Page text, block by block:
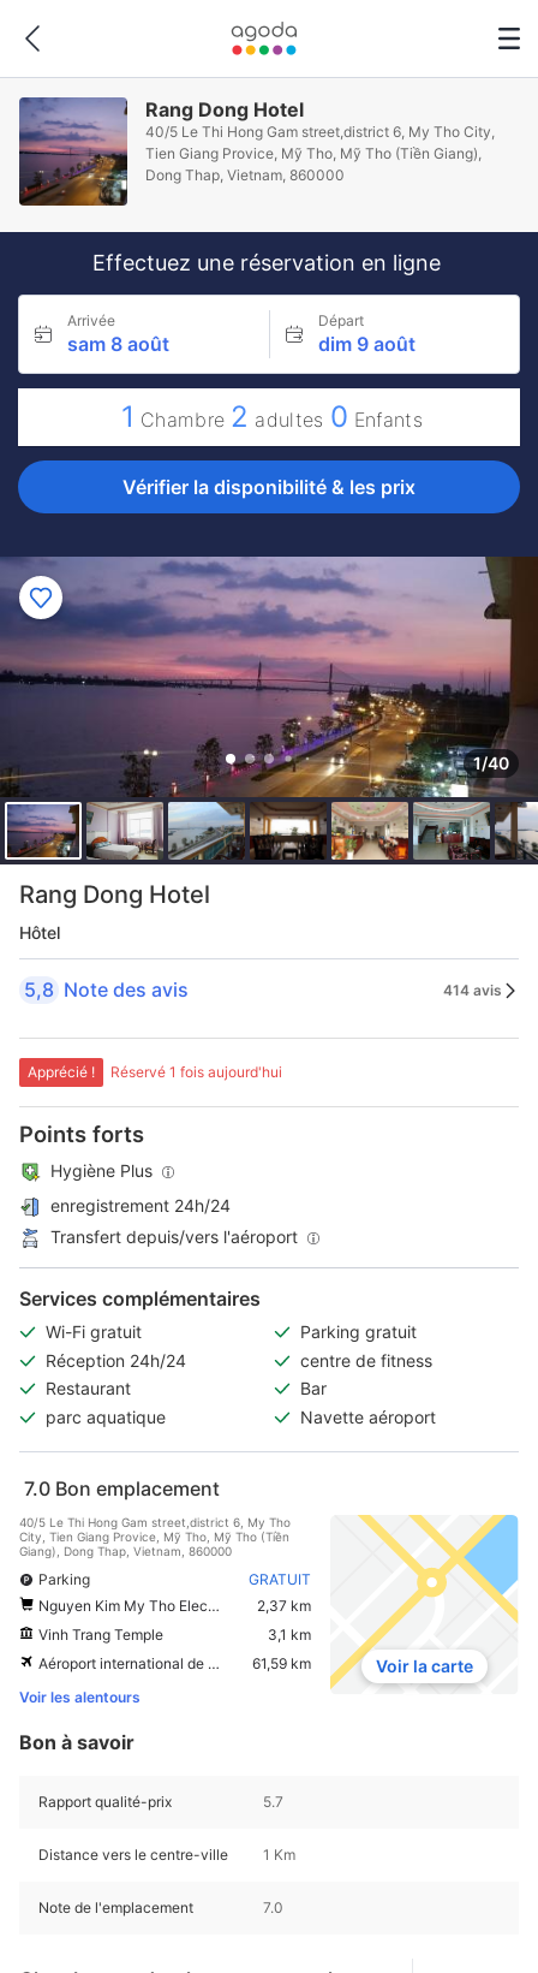
Rang Dong Hotel
40/5 Le Thi Hong Gam street,district 6, My Tho City,
Tien Giang Provice, Mỹ Tho, Mỹ Tho (Tiền Giang),
Dong Thap, Vietnam, 860000
Effectuez une réservation en ligne
Arrivée
sam 8 août
Départ
dim 9 août
1 Chambre 2 adultes 0 Enfants
Vérifier la disponibilité & les prix
1/40
Rang Dong Hotel
Hôtel
5,8 Note des avis 414 avis
Apprécié ! Réservé 1 fois aujourd'hui
Points forts
Hygiène Plus
enregistrement 24h/24
Transfert depuis/vers l'aéroport
Services complémentaires
Wi-Fi gratuit
Parking gratuit
Réception 24h/24
centre de fitness
Restaurant
Bar
parc aquatique
Navette aéroport
7.0 Bon emplacement
40/5 Le Thi Hong Gam street,district 6, My Tho
City, Tien Giang Provice, Mỹ Tho, Mỹ Tho (Tiền
Giang), Dong Thap, Vietnam, 860000
Parking
GRATUIT
Nguyen Kim My Tho Electronic Supermarket
2,37 km
Vinh Trang Temple
3,1 km
Aéroport international de Tan Son Nhat
61,59 km
Voir les alentours
Voir la carte
Bon à savoir
Rapport qualité-prix 5.7
Distance vers le centre-ville 1 Km
Note de l'emplacement 7.0